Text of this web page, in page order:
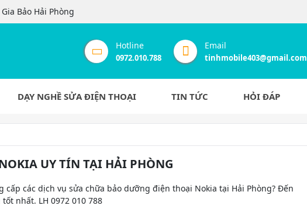
Bảo Hải Phòng
Hotline
0972.010.788
Email
tinhmobile403@gmail.com
DẠY NGHỀ SỬA ĐIỆN THOẠI TIN TỨC HỎI ĐÁP
UY TÍN TẠI HẢI PHÒNG
các dịch vụ sửa chữa bảo dưỡng điện thoại Nokia tại Hải Phòng? Đến
nhất. LH 0972 010 788